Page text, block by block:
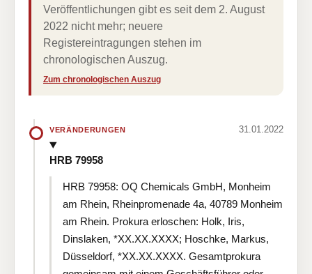
Veröffentlichungen gibt es seit dem 2. August
2022 nicht mehr; neuere
Registereintragungen stehen im
chronologischen Auszug.
Zum chronologischen Auszug
VERÄNDERUNGEN 31.01.2022
HRB 79958
HRB 79958: OQ Chemicals GmbH, Monheim
am Rhein, Rheinpromenade 4a, 40789 Monheim
am Rhein. Prokura erloschen: Holk, Iris,
Dinslaken, *XX.XX.XXXX; Hoschke, Markus,
Düsseldorf, *XX.XX.XXXX. Gesamtprokura